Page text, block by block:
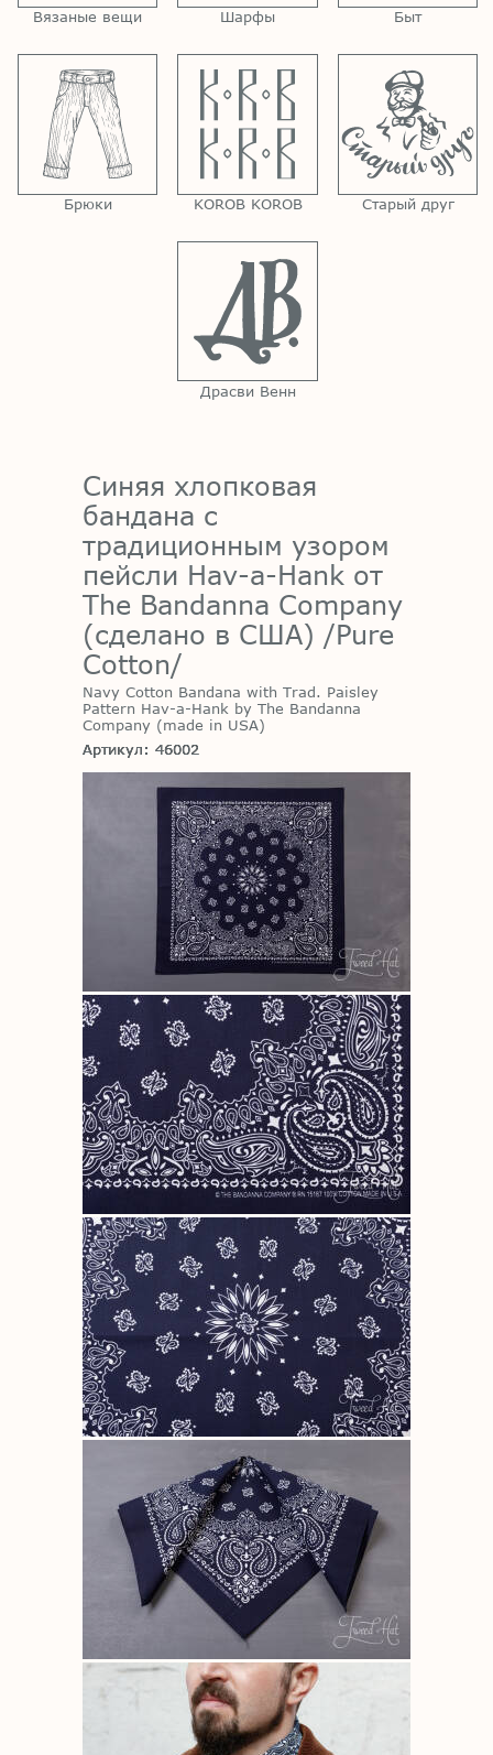
Вязаные вещи Шарфы Быт
Брюки KOROB KOROB Старый друг
Драсви Венн
Синяя хлопковая
бандана с
традиционным узором
пейсли Hav-a-Hank от
The Bandanna Company
(сделано в США) /Pure
Cotton/
Navy Cotton Bandana with Trad. Paisley
Pattern Hav-a-Hank by The Bandanna
Company (made in USA)
Артикул: 46002